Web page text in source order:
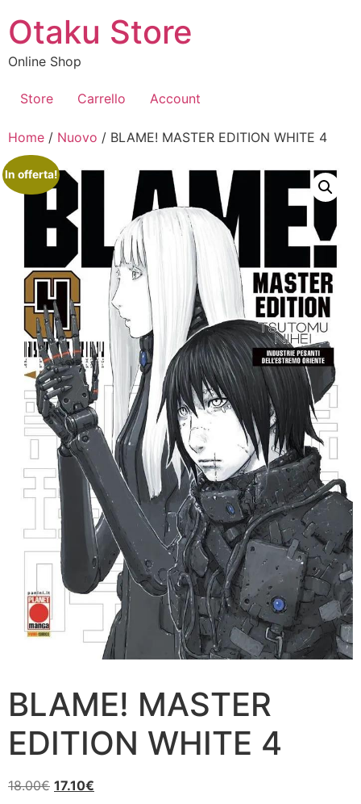
contenuto
Otaku Store
Online Shop
Store Carrello Account
Home / Nuovo / BLAME! MASTER EDITION WHITE 4
In offerta!
BLAME! MASTER
EDITION WHITE 4
18.00€ Il
17.10€